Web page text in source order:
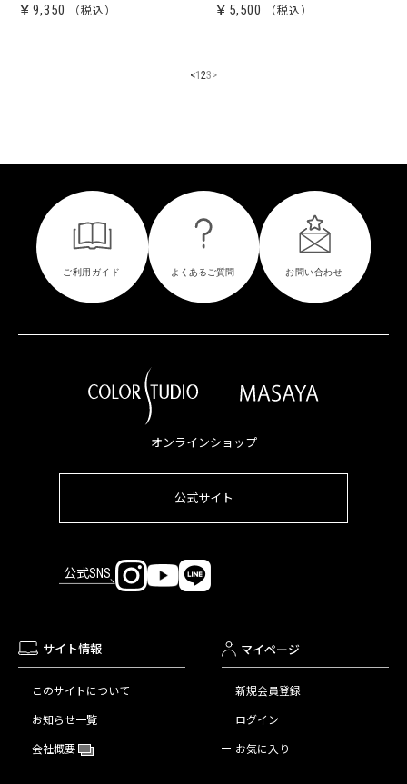
￥9,350 ￥5,500
<123>
オンラインショップ
公式サイト
公式SNS
サイト情報
このサイトについて
お知らせ一覧
会社概要
マイページ
新規会員登録
ログイン
お気に入り